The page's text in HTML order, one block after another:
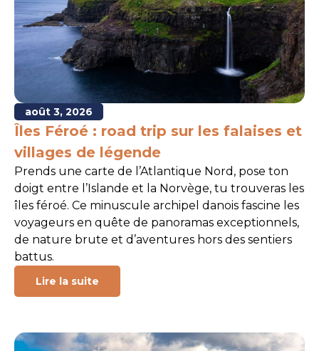
août 3, 2026
Îles Féroé : road trip sur les falaises et
villages de légende
Prends une carte de l’Atlantique Nord, pose ton
doigt entre l’Islande et la Norvège, tu trouveras les
îles féroé. Ce minuscule archipel danois fascine les
voyageurs en quête de panoramas exceptionnels,
de nature brute et d’aventures hors des sentiers
battus.
Lire la suite